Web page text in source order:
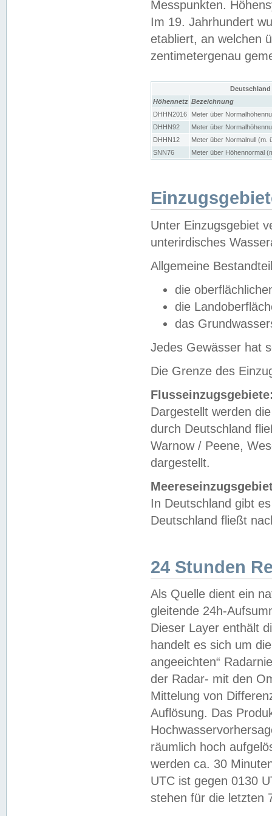
Messpunkten.
Im 19. Jahrhundert
etabliert, an welchen
zentimetergenau
Höhennetz Bezeichnung
DHHN2016
Meter über
DHHN92
Meter über
DHHN12
Meter über Normalnull (m.
SNN76
Meter über Höhennormal
Unter Einzugsgebiet
unterirdisches
Allgemeine
die
die
das
Jedes Gewässer hat
Die Grenze des
Dargestellt werden
durch Deutschland
Warnow / Peene,
dargestellt.
In Deutschland gibt
Deutschland fließt
24 Stunden
Als Quelle dient ein
gleitende 24h-
Dieser Layer enthält
handelt es sich um
angeeichten“
der Radar- mit den
Mittelung von
Auflösung. Das
räumlich hoch
werden ca. 30
UTC ist gegen 0130
stehen für die letzten